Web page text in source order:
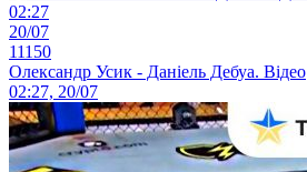
02:27
20/07
11150
Олександр Усик - Даніель Дебуа. Відео
02:27, 20/07